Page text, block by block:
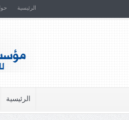
الرئيسية
الرئيسية